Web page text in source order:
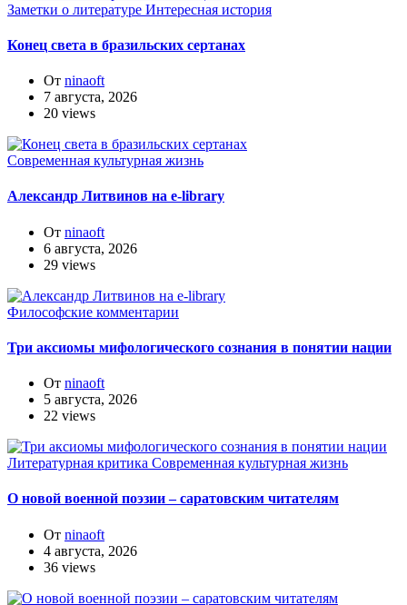
Заметки о литературе Интересная история
Конец света в бразильских сертанах
От ninaoft
7 августа, 2026
20 views
Современная культурная жизнь
Александр Литвинов на e-library
От ninaoft
6 августа, 2026
29 views
Философские комментарии
Три аксиомы мифологического сознания в понятии нации
От ninaoft
5 августа, 2026
22 views
Литературная критика Современная культурная жизнь
О новой военной поэзии – саратовским читателям
От ninaoft
4 августа, 2026
36 views